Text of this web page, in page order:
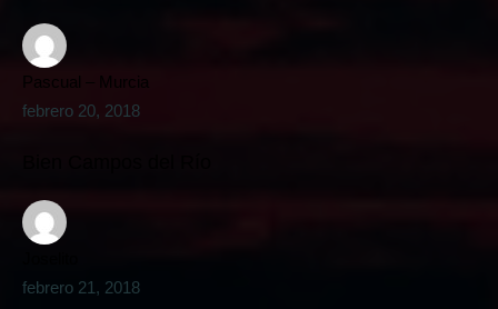
Pascual – Murcia
febrero 20, 2018
febrero 21, 2018